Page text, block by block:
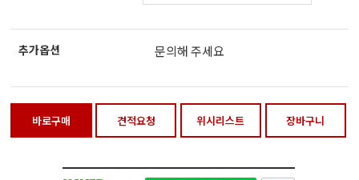
미경/확대경
차계/광택계/조도계/광도계/방사랑계
업/임업/해양측정기
추가옵션 문의해 주세요
바로구매 견적요청 위시리스트 장바구니